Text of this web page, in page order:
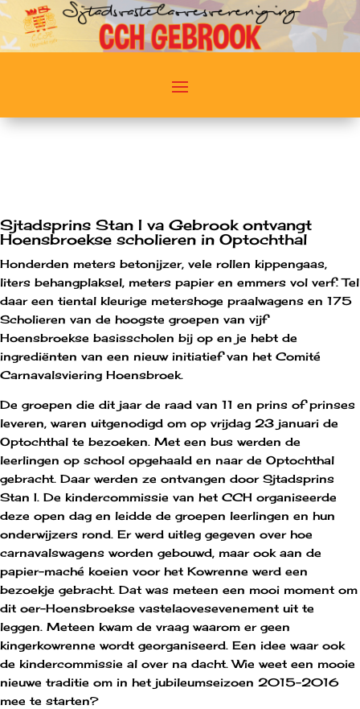
Sjtadsprins Stan I va Gebrook ontvangt
Hoensbroekse scholieren in Optochthal
Honderden meters betonijzer, vele rollen kippengaas,
liters behangplaksel, meters papier en emmers vol verf. Tel
daar een tiental kleurige metershoge praalwagens en 175
Scholieren van de hoogste groepen van vijf
Hoensbroekse basisscholen bij op en je hebt de
ingrediënten van een nieuw initiatief van het Comité
Carnavalsviering Hoensbroek.
De groepen die dit jaar de raad van 11 en prins of prinses
leveren, waren uitgenodigd om op vrijdag 23 januari de
Optochthal te bezoeken. Met een bus werden de
leerlingen op school opgehaald en naar de Optochthal
gebracht. Daar werden ze ontvangen door Sjtadsprins
Stan I. De kindercommissie van het CCH organiseerde
deze open dag en leidde de groepen leerlingen en hun
onderwijzers rond. Er werd uitleg gegeven over hoe
carnavalswagens worden gebouwd, maar ook aan de
papier-maché koeien voor het Kowrenne werd een
bezoekje gebracht. Dat was meteen een mooi moment om
dit oer-Hoensbroekse vastelaovesevenement uit te
leggen. Meteen kwam de vraag waarom er geen
kingerkowrenne wordt georganiseerd. Een idee waar ook
de kindercommissie al over na dacht. Wie weet een mooie
nieuwe traditie om in het jubileumseizoen 2015-2016
mee te starten?